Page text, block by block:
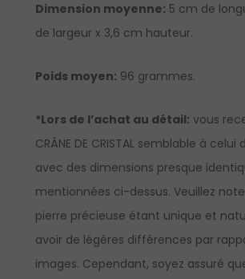
Dimension moyenne: 5 cm de
de largeur x 3,6 cm hauteur.
Poids moyen: 96 grammes.
*Lors de l’achat au détail: vous
CRÂNE DE CRISTAL semblable à celui
avec des dimensions presque
mentionnées ci-dessus. Veuillez
pierre précieuse étant unique et
avoir de légères différences par
images. Cependant, soyez assuré